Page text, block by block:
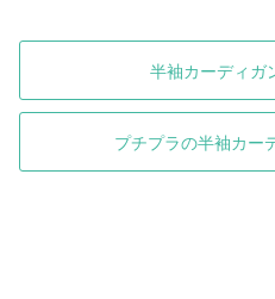
半袖カーディガ
プチプラの半袖カー